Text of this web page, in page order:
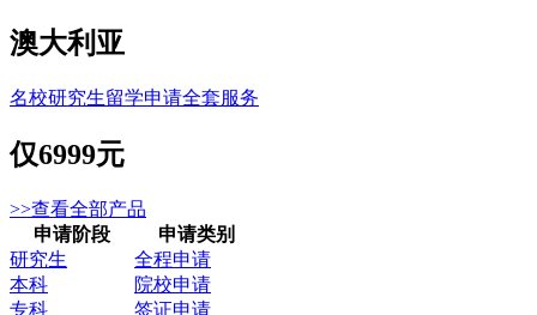
澳大利亚
名校研究生留学申请全套服务
仅6999元
>>查看全部产品
申请阶段
申请类别
研究生
全程申请
本科
院校申请
专科
签证申请